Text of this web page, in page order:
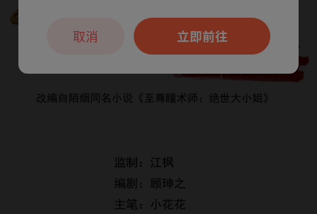
本章节仅支持App阅读，可打开App新用
户7天免费看立即前往
取消